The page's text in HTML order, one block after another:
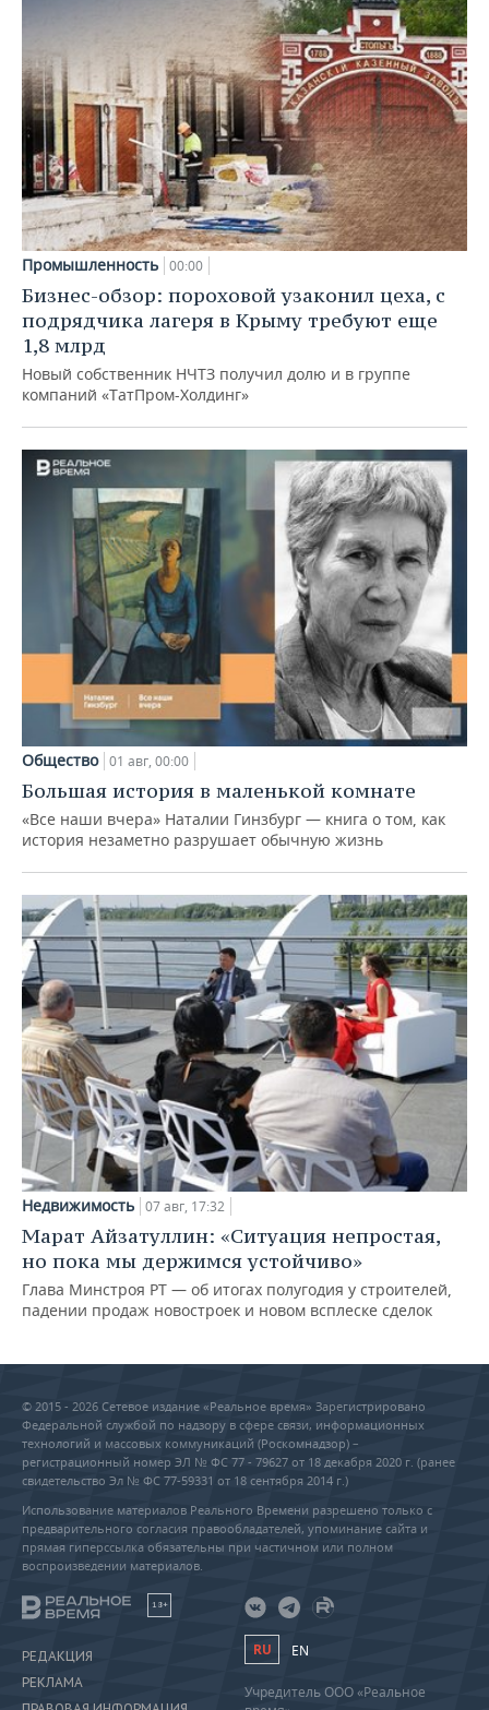
Промышленность 00:00
Бизнес-обзор: пороховой узаконил цеха, с
подрядчика лагеря в Крыму требуют еще
1,8 млрд
Новый собственник НЧТЗ получил долю и в группе
компаний «ТатПром-Холдинг»
Общество 01 авг, 00:00
Большая история в маленькой комнате
«Все наши вчера» Наталии Гинзбург — книга о том, как
история незаметно разрушает обычную жизнь
Недвижимость 07 авг, 17:32
Марат Айзатуллин: «Ситуация непростая,
но пока мы держимся устойчиво»
Глава Минстроя РТ — об итогах полугодия у строителей,
падении продаж новостроек и новом всплеске сделок
© 2015 - 2026 Сетевое издание «Реальное время» Зарегистрировано
Федеральной службой по надзору в сфере связи, информационных
технологий и массовых коммуникаций (Роскомнадзор) –
регистрационный номер ЭЛ № ФС 77 - 79627 от 18 декабря 2020 г. (ранее
свидетельство Эл № ФС 77-59331 от 18 сентября 2014 г.)
Использование материалов Реального Времени разрешено только с
предварительного согласия правообладателей, упоминание сайта и
прямая гиперссылка обязательны при частичном или полном
воспроизведении материалов.
18+
РЕДАКЦИЯ
РЕКЛАМА
RU EN
Учредитель ООО «Реальное